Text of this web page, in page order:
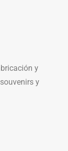
y
y